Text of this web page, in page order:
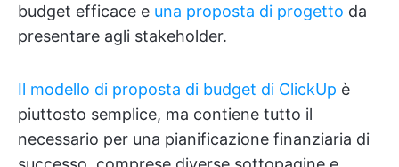
budget efficace e una proposta di progetto da
presentare agli stakeholder.
Il modello di proposta di budget di ClickUp è
piuttosto semplice, ma contiene tutto il
necessario per una pianificazione finanziaria di